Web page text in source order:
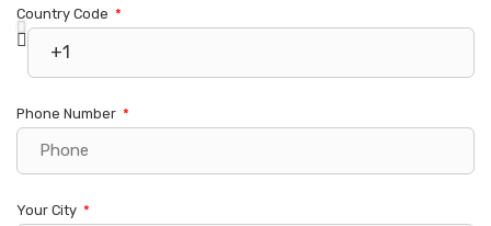
Country Code
Phone Number
Your City